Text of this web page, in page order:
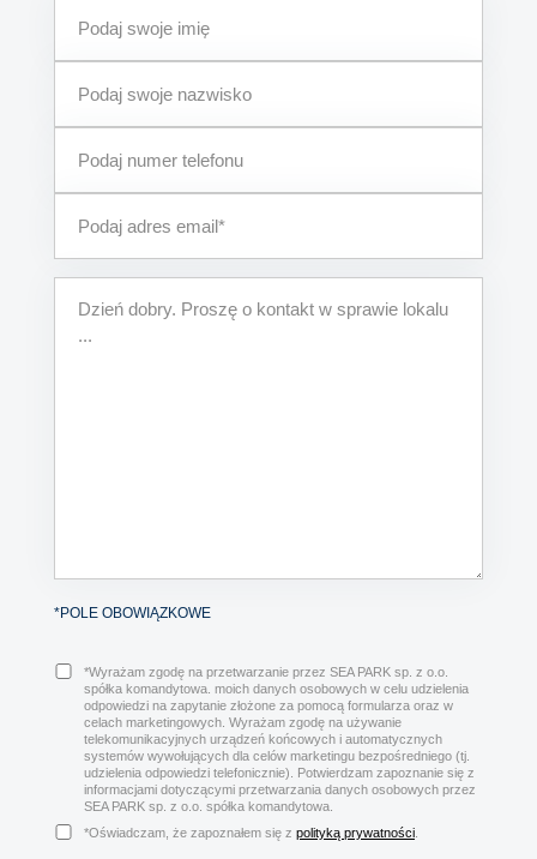
*POLE OBOWIĄZKOWE
*Wyrażam zgodę na przetwarzanie przez SEA PARK sp. z o.o.
spółka komandytowa. moich danych osobowych w celu udzielenia
odpowiedzi na zapytanie złożone za pomocą formularza oraz w
celach marketingowych. Wyrażam zgodę na używanie
telekomunikacyjnych urządzeń końcowych i automatycznych
systemów wywołujących dla celów marketingu bezpośredniego (tj.
udzielenia odpowiedzi telefonicznie). Potwierdzam zapoznanie się z
informacjami dotyczącymi przetwarzania danych osobowych przez
SEA PARK sp. z o.o. spółka komandytowa.
*Oświadczam, że zapoznałem się z polityką prywatności